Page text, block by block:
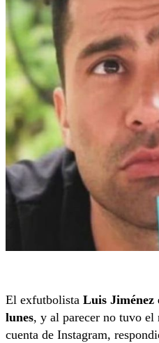
El exfutbolista Luis Jiménez
lunes, y al parecer no tuvo el
cuenta de Instagram,